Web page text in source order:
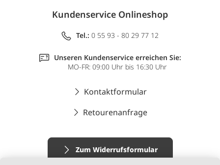
Kundenservice Onlineshop
Tel.: 0 55 93 - 80 29 77 12
Unseren Kundenservice erreichen Sie:
MO-FR: 09:00 Uhr bis 16:30 Uhr
Kontaktformular
Retourenanfrage
Zum Widerrufsformular